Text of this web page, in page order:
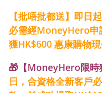
【批唔批都送】 即日
必需經MoneyHero申
獲HK$600 惠康購物
🎁【MoneyHero限時
日 ，合資格全新客戶